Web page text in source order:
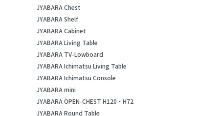
JYABARA Chest
JYABARA Shelf
JYABARA Cabinet
JYABARA Living Table
JYABARA TV-Lowboard
JYABARA Ichimatsu Living Table
JYABARA Ichimatsu Console
JYABARA mini
JYABARA OPEN-CHEST H120・H72
JYABARA Round Table